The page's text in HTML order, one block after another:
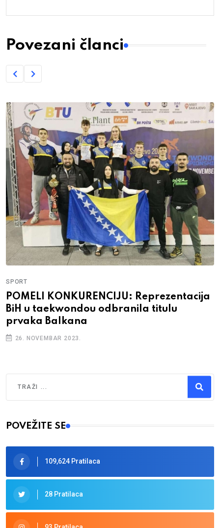
Povezani članci
SPORT
POMELI KONKURENCIJU: Reprezentacija
BiH u taekwondou odbranila titulu
prvaka Balkana
26. NOVEMBAR 2023.
Type 2 or more characters for results.
POVEŽITE SE
109,624 Pratilaca
28 Pratilaca